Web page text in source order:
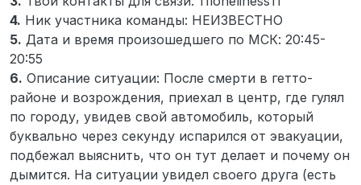
4. Ник участника команды: НЕИЗВЕСТНО
5. Дата и время произошедшего по МСК: 20:45-
20:55
6. Описание ситуации: После смерти в гетто-
районе и возрождения, приехал в центр, где гулял
по городу, увидев свой автомобиль, который
буквально через секунду испарился от эвакуации,
подбежал выяснить, что он тут делает и почему он
дымится. На ситуации увидел своего друга (есть